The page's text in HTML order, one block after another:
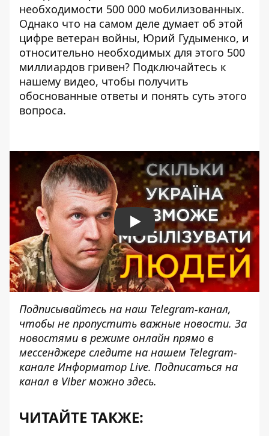
необходимости 500 000 мобилизованных.
Однако что на самом деле думает об этой
цифре ветеран войны, Юрий Гудыменко, и
относительно необходимых для этого 500
миллиардов гривен? Подключайтесь к
нашему видео, чтобы получить
обоснованные ответы и понять суть этого
вопроса.
Play
Подписывайтесь на наш Telegram-канал,
чтобы не пропустить важные новости. За
новостями в режиме онлайн прямо в
мессенджере следите на нашем Telegram-
канале Информатор Live. Подписаться на
канал в Viber можно здесь.
ЧИТАЙТЕ ТАКЖЕ: